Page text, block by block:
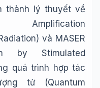
thành lý thuyết về
và MASER
by Stimulated
quá trình hợp tác
tử (Quantum
chào!
Hãy hỏi tôi bất kỳ điều gì
viết trên Wiki!